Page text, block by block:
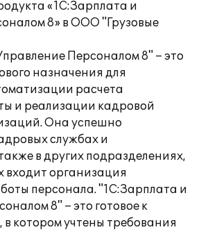
«1С:Зарплата и
8» в ООО "Грузовые
Персоналом 8" – это
назначения для
расчета
и реализации кадровой
Она успешно
службах и
в других подразделениях,
входит организация
персонала. "1С:Зарплата и
8" – это готовое к
котором учтены требования